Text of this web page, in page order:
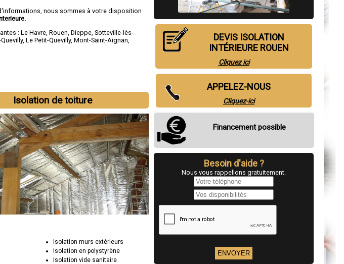
nous sommes à votre disposition
:Le Havre ,Rouen ,Dieppe ,Sotteville-lès-
,Le Petit-Quevilly,Mont-Saint-Aignan
Isolation de toiture
Isolation murs extérieurs
Isolation en polystyrène
Isolation vide sanitaire
DEVIS ISOLATION
INTÉRIEURE ROUEN
Cliquez ici
APPELEZ-NOUS
Cliquez-ici
Financement possible
Besoin d'aide ?
Nous vous rappellons gratuitement.